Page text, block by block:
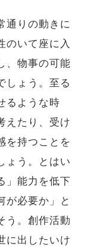
通りの動きに
のいて座に入
、物事の可能
しょう。至る
るような時
えたり、受け
を持つことを
ょう。とはい
」能力を低下
が必要か」と
う。創作活動
に出したいけ